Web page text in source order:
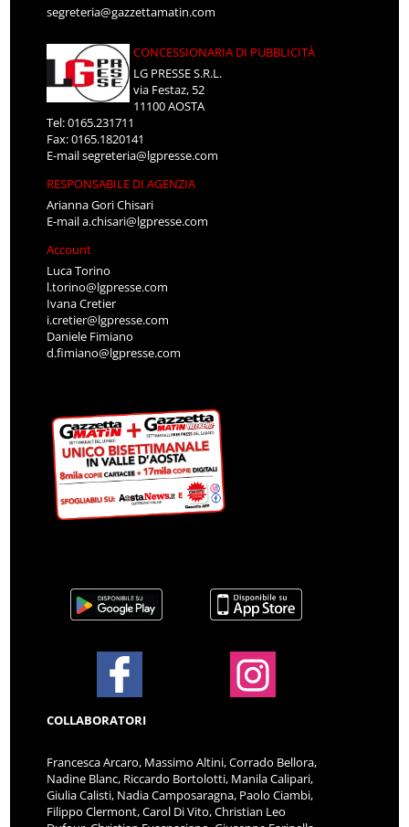
segreteria@gazzettamatin.com
CONCESSIONARIA DI PUBBLICITÀ
LG PRESSE S.R.L.
via Festaz, 52
11100 AOSTA
Tel: 0165.231711
Fax: 0165.1820141
E-mailsegreteria@lgpresse.com
RESPONSABILE DI AGENZIA
Arianna Gori Chisari
E-maila.chisari@lgpresse.com
Account
Luca Torino
l.torino@lgpresse.com
Ivana Cretier
i.cretier@lgpresse.com
Daniele Fimiano
d.fimiano@lgpresse.com
COLLABORATORI
Francesca Arcaro, Massimo Altini, Corrado Bellora,
Nadine Blanc, Riccardo Bortolotti, Manila Calipari,
Giulia Calisti, Nadia Camposaragna, Paolo Ciambi,
Filippo Clermont, Carol Di Vito, Christian Leo